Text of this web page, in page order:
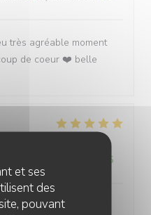
et ses
des
pouvant
très agréable moment
de coeur ❤️ belle
/5
très sympathique.